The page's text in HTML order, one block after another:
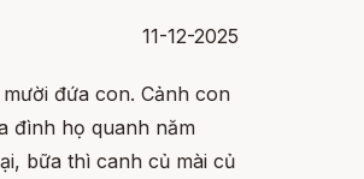
11-12-2025
đứa con. Cảnh con
đình họ quanh năm
bữa thì canh củ mài củ